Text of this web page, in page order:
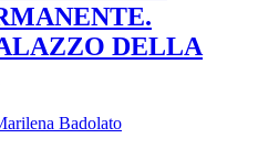
DELLA
Badolato